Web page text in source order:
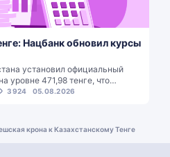
Нацбанк обновил курсы
установил официальный
уровне 471,98 тенге, что…
3924 05.08.2026
крона к Казахстанскому Тенге